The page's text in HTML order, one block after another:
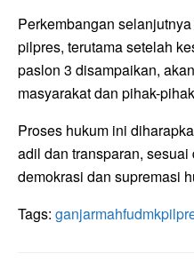
Perkembangan
pilpres, terutama setelah
paslon 3 disampaikan,
masyarakat dan pihak-
Proses hukum ini
adil dan transparan,
demokrasi dan supremasi
Tags: ganjarmahfudmk